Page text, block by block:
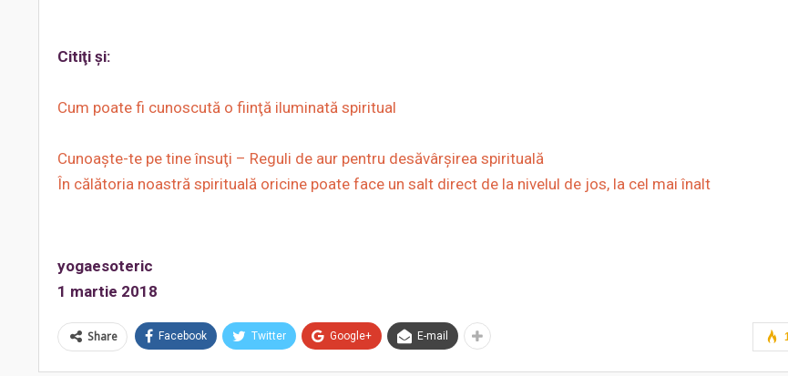
Citiţi şi:
Cum poate fi cunoscută o fiinţă iluminată spiritual
Cunoaşte-te pe tine însuţi – Reguli de aur pentru desăvârşirea spirituală
În călătoria noastră spirituală oricine poate face un salt direct de la nivelul de jos, la cel mai înalt
yogaesoteric
1 martie 2018
Share Facebook Twitter Google+ E-mail